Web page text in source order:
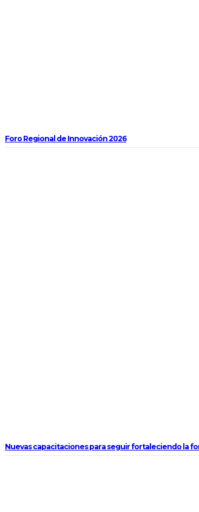
Foro Regional de Innovación 2026
Nuevas capacitaciones para seguir fortaleciendo la